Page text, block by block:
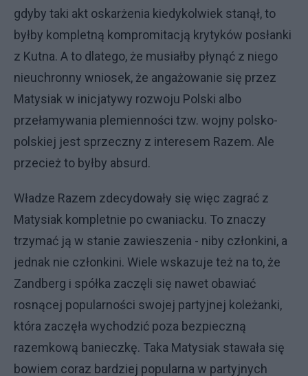
gdyby taki akt oskarżenia kiedykolwiek stanął, to
byłby kompletną kompromitacją krytyków posłanki
z Kutna. A to dlatego, że musiałby płynąć z niego
nieuchronny wniosek, że angażowanie się przez
Matysiak w inicjatywy rozwoju Polski albo
przełamywania plemienności tzw. wojny polsko-
polskiej jest sprzeczny z interesem Razem. Ale
przecież to byłby absurd.
Władze Razem zdecydowały się więc zagrać z
Matysiak kompletnie po cwaniacku. To znaczy
trzymać ją w stanie zawieszenia - niby członkini, a
jednak nie członkini. Wiele wskazuje też na to, że
Zandberg i spółka zaczęli się nawet obawiać
rosnącej popularności swojej partyjnej koleżanki,
która zaczęła wychodzić poza bezpieczną
razemkową banieczkę. Taka Matysiak stawała się
bowiem coraz bardziej popularna w partyjnych